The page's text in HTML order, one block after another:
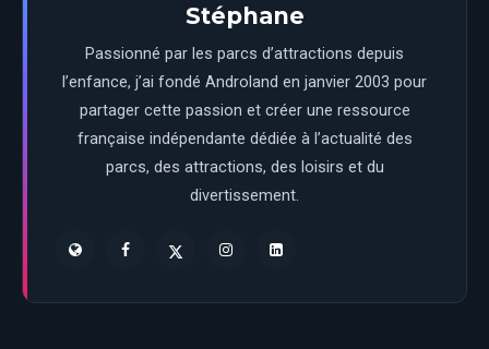
Stéphane
Passionné par les parcs d’attractions depuis
l’enfance, j’ai fondé Androland en janvier 2003 pour
partager cette passion et créer une ressource
française indépendante dédiée à l’actualité des
parcs, des attractions, des loisirs et du
divertissement.